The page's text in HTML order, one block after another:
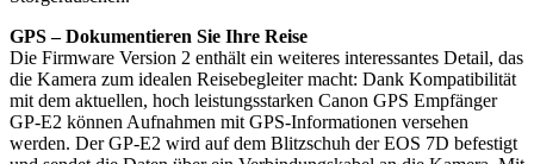
GPS – Dokumentieren Sie Ihre Reise
Die Firmware Version 2 enthält ein weiteres interessantes Detail, das
die Kamera zum idealen Reisebegleiter macht: Dank Kompatibilität
mit dem aktuellen, hoch leistungsstarken Canon GPS Empfänger
GP-E2 können Aufnahmen mit GPS-Informationen versehen
werden. Der GP-E2 wird auf dem Blitzschuh der EOS 7D befestigt